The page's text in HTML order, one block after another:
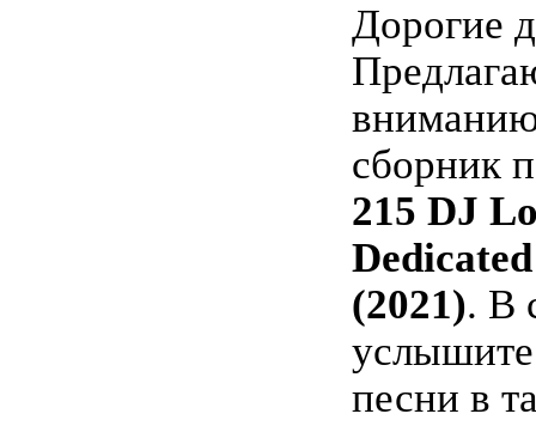
Дорогие
сборник
215 DJ
(2021). В
песни в